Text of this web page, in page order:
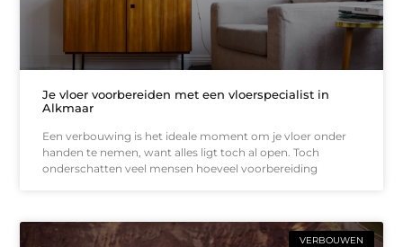
Je vloer voorbereiden met een vloerspecialist in
Alkmaar
Een verbouwing is het ideale moment om je vloer onder
handen te nemen, want alles ligt toch al open. Toch
onderschatten veel mensen hoeveel voorbereiding
VERBOUWEN